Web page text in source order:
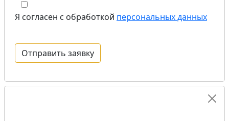
Я согласен с обработкой персональных данных